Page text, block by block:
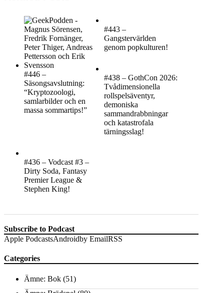
#446 –
Säsongsavslutning:
“Kryptozoologi,
samlarbilder och en
massa sommartips!”
#443 –
Gangstervärlden
genom popkulturen!
#438 – GothCon 2026:
Tvådimensionella
rollspelsäventyr,
demoniska
sammandrabbningar
och katastrofala
tärningsslag!
#436 – Vodcast #3 –
Dirty Soda, Fantasy
Premier League &
Stephen King!
Subscribe to Podcast
Apple PodcastsAndroidby EmailRSS
Categories
Ämne: Bok (51)